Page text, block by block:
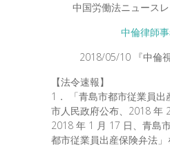
中国労働法ニュースレ
中倫律師
2018/05/10 『中倫
【法令速報】
1． 「青島市都市従業員出
市人民政府公布、2018 年
2018 年 1 月 17 日、青島
都市従業員出産保険弁法